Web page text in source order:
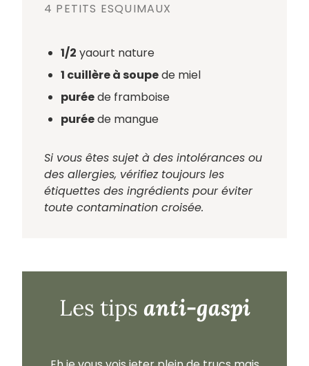
4 PETITS ESQUIMAUX
1/2 yaourt nature
1 cuillère à soupede miel
puréede framboise
puréede mangue
Si vous êtes sujet à des intolérances ou
des allergies, vérifiez toujours les
étiquettes des ingrédients pour éviter
toute contamination croisée.
Les tips anti-gaspi